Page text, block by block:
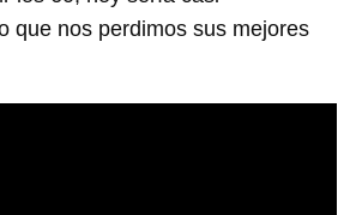
que nos perdimos sus mejores